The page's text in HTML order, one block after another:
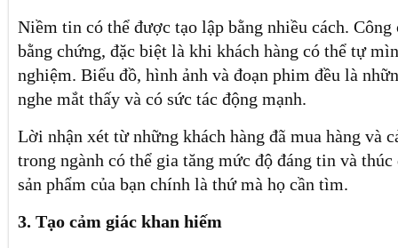
Niềm tin có thể được tạo lập bằng nhiều cách. Công
bằng chứng, đặc biệt là khi khách hàng có thể tự
nghiệm. Biểu đồ, hình ảnh và đoạn phim đều là
nghe mắt thấy và có sức tác động mạnh.
Lời nhận xét từ những khách hàng đã mua hàng và
trong ngành có thể gia tăng mức độ đáng tin và
sản phẩm của bạn chính là thứ mà họ cần tìm.
3. Tạo cảm giác khan hiếm